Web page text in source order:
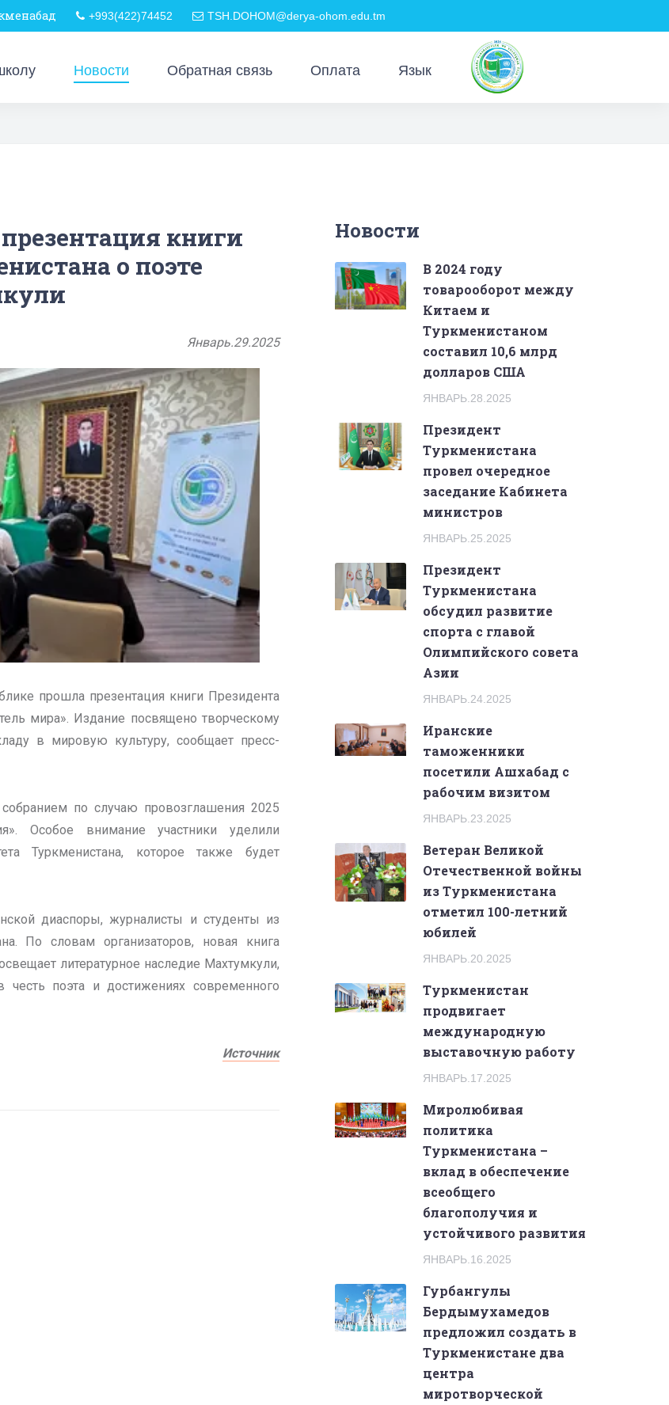
+993(422)74452 TSH.DOHOM@derya-ohom.edu.tm
Новости Обратная связь Оплата Язык
книги
о поэте
Январь.29.2025
прошла презентация книги Президента
мира». Издание посвящено творческому
в мировую культуру, сообщает пресс-
по случаю провозглашения 2025
Особое внимание участники уделили
Туркменистана, которое также будет
диаспоры, журналисты и студенты из
По словам организаторов, новая книга
литературное наследие Махтумкули,
поэта и достижениях современного
Источник
Новости
В 2024 году
товарооборот между
Китаем и
Туркменистаном
составил 10,6 млрд
долларов США
ЯНВАРЬ.28.2025
Президент
Туркменистана
провел очередное
заседание Кабинета
министров
ЯНВАРЬ.25.2025
Президент
Туркменистана
обсудил развитие
спорта с главой
Олимпийского совета
Азии
ЯНВАРЬ.24.2025
Иранские
таможенники
посетили Ашхабад с
рабочим визитом
ЯНВАРЬ.23.2025
Ветеран Великой
Отечественной войны
из Туркменистана
отметил 100-летний
юбилей
ЯНВАРЬ.20.2025
Туркменистан
продвигает
международную
выставочную работу
ЯНВАРЬ.17.2025
Миролюбивая
политика
Туркменистана –
вклад в обеспечение
всеобщего
благополучия и
устойчивого развития
ЯНВАРЬ.16.2025
Гурбангулы
Бердымухамедов
предложил создать в
Туркменистане два
центра
миротворческой